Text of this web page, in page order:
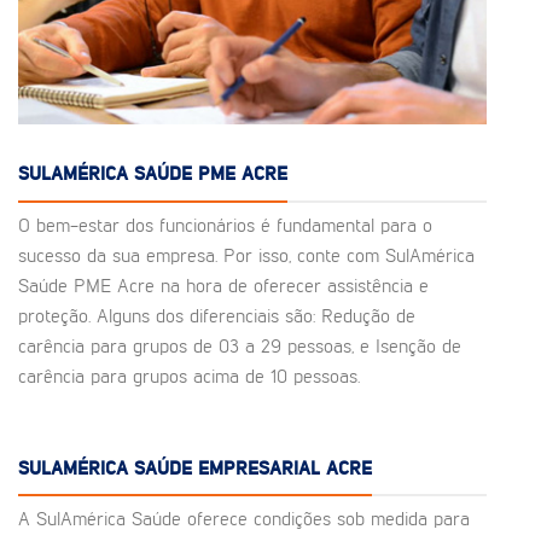
SULAMÉRICA SAÚDE PME ACRE
O bem-estar dos funcionários é fundamental para o
sucesso da sua empresa. Por isso, conte com SulAmérica
Saúde PME Acre na hora de oferecer assistência e
proteção. Alguns dos diferenciais são: Redução de
carência para grupos de 03 a 29 pessoas, e Isenção de
carência para grupos acima de 10 pessoas.
SULAMÉRICA SAÚDE EMPRESARIAL ACRE
A SulAmérica Saúde oferece condições sob medida para